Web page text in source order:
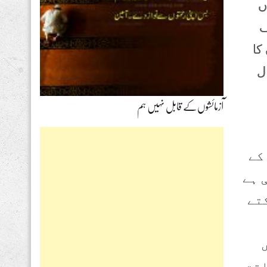
کے
ہے
آزمائشوں‌کے قابل نہیں ہم